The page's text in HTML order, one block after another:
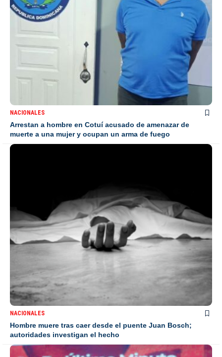
NACIONALES
Arrestan a hombre en Cotuí acusado de amenazar de
muerte a una mujer y ocupan un arma de fuego
NACIONALES
Hombre muere tras caer desde el puente Juan Bosch;
autoridades investigan el hecho